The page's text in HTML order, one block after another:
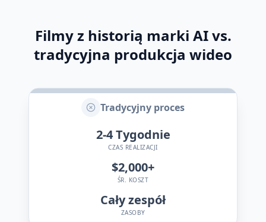
Filmy z historią marki AI vs.
tradycyjna produkcja wideo
Tradycyjny proces
2-4Tygodnie
CZAS REALIZACJI
$2,000+
ŚR. KOSZT
Cały zespół
ZASOBY